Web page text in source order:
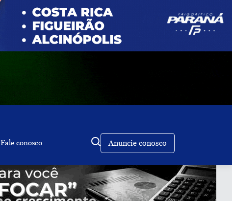
Fale conosco Anuncie conosco
Buscar